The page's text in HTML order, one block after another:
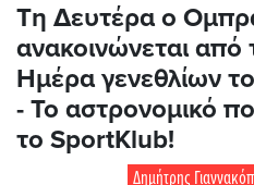
Tη Δευτέρα ο
ανακοινώνεται
Ημέρα γενεθλίων
- Το αστρονομικό
το SportKlub!
Δημήτρης